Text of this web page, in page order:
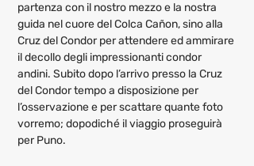
partenza con il nostro mezzo e la nostra
guida nel cuore del Colca Cañon, sino alla
Cruz del Condor per attendere ed ammirare
il decollo degli impressionanti condor
andini. Subito dopo l’arrivo presso la Cruz
del Condor tempo a disposizione per
l’osservazione e per scattare quante foto
vorremo; dopodiché il viaggio proseguirà
per Puno.